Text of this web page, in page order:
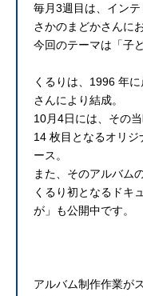
毎月3週目は、イン
さかのまどかさんに
今回のテーマは「子
くるりは、1996 年
さんにより結成。
10月4日には、その
14 枚目となるオリジ
ース。
また、そのアルバム
くるり初となるドキ
が」も公開中です。
アルバム制作作業が